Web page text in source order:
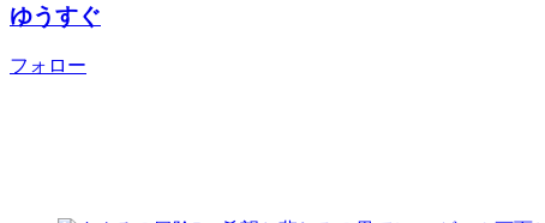
ゆうすぐ
フォロー